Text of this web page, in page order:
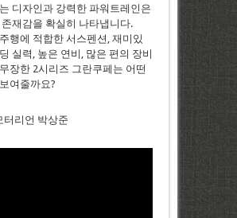
디자인과 강력한 파워트레인은
존재감을 확실히 나타냅니다.
행에 적합한 서스펜션, 재미있
실력, 높은 연비, 많은 편의 장비
장한 2시리즈 그란쿠페는 어떤
여줄까요?
터리언 박상준